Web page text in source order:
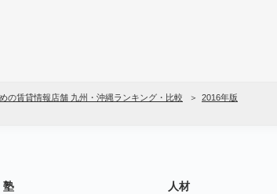
の賃貸情報店舗 九州・沖縄ランキング・比較
2016年版
塾
人材